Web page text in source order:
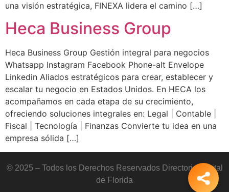
una visión estratégica, FINEXA lidera el camino […]
Heca Business Group
Heca Business Group Gestión integral para negocios
Whatsapp Instagram Facebook Phone-alt Envelope
Linkedin Aliados estratégicos para crear, establecer y
escalar tu negocio en Estados Unidos. En HECA los
acompañamos en cada etapa de su crecimiento,
ofreciendo soluciones integrales en: Legal | Contable |
Fiscal | Tecnología | Finanzas Convierte tu idea en una
empresa sólida […]
© 2025 – Todos los Derechos Reservados Directorio Digital
de Florida